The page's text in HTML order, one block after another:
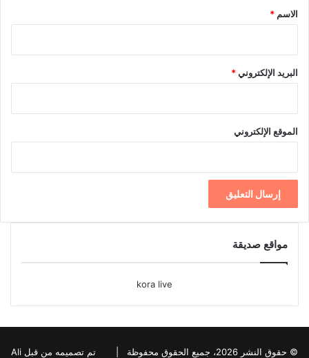
*
الاسم *
البريد الإلكتروني*
الموقع الإلكتروني
مواقع صديقة
kora live
© حقوق النشر 2026، جميع الحقوق محفوظة | تم تصميمه من قبل Ali